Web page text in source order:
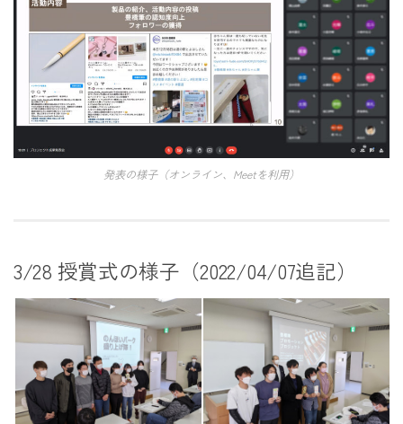
発表の様子（オンライン、Meetを利用）
3/28 授賞式の様子（2022/04/07追記）